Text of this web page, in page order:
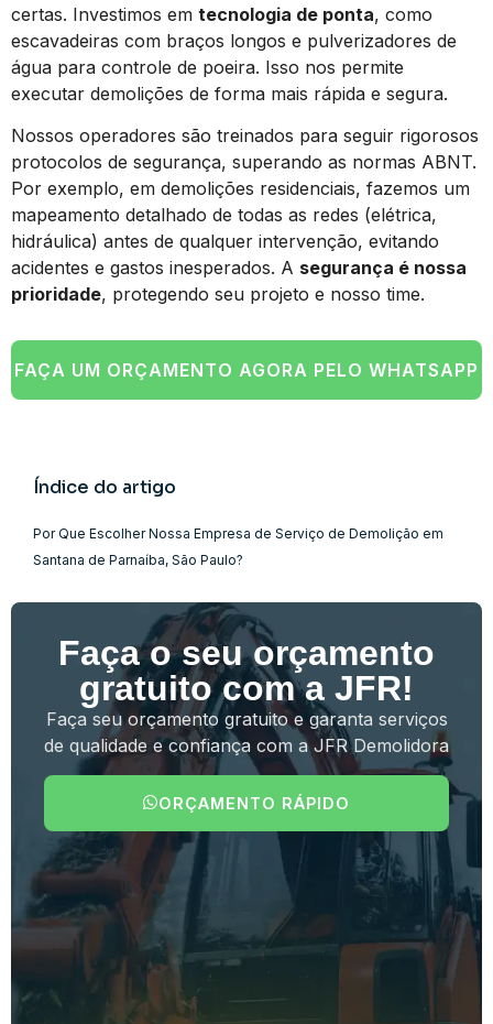
certas. Investimos em tecnologia de ponta, como
escavadeiras com braços longos e pulverizadores de
água para controle de poeira. Isso nos permite
executar demolições de forma mais rápida e segura.
Nossos operadores são treinados para seguir rigorosos
protocolos de segurança, superando as normas ABNT.
Por exemplo, em demolições residenciais, fazemos um
mapeamento detalhado de todas as redes (elétrica,
hidráulica) antes de qualquer intervenção, evitando
acidentes e gastos inesperados. A segurança é nossa
prioridade, protegendo seu projeto e nosso time.
FAÇA UM ORÇAMENTO AGORA PELO WHATSAPP
Índice do artigo
Por Que Escolher Nossa Empresa de Serviço de Demolição em
Santana de Parnaíba, São Paulo?
Faça o seu orçamento
gratuito com a JFR!
Faça seu orçamento gratuito e garanta serviços
de qualidade e confiança com a JFR Demolidora
ORÇAMENTO RÁPIDO